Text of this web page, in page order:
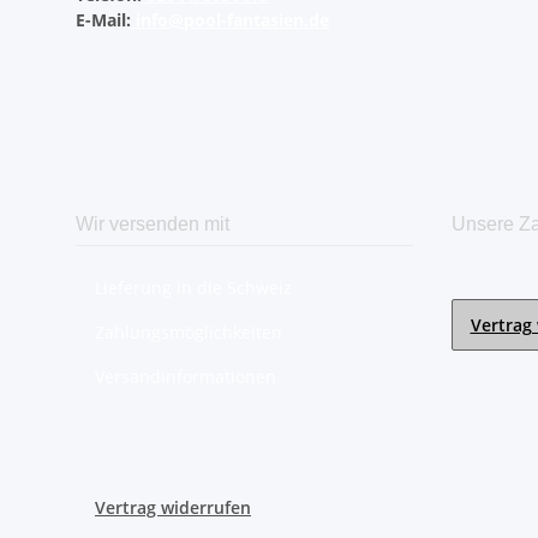
E-Mail:
Wir versenden mit Unsere
Vertrag
Vertrag widerrufen